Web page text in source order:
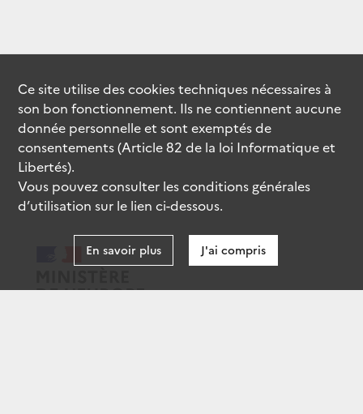
Ce site utilise descookiestechniques nécessaires à
son bon fonctionnement. Ils ne contiennent aucune
donnée personnelle et sont exemptés de
consentements (Article 82 de la loi Informatique et
Libertés).
Vous pouvez consulter les conditions générales
d’utilisation sur le lien ci-dessous.
En savoir plus J'ai compris